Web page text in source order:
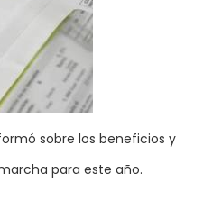
sobre los beneficios y
para este año.